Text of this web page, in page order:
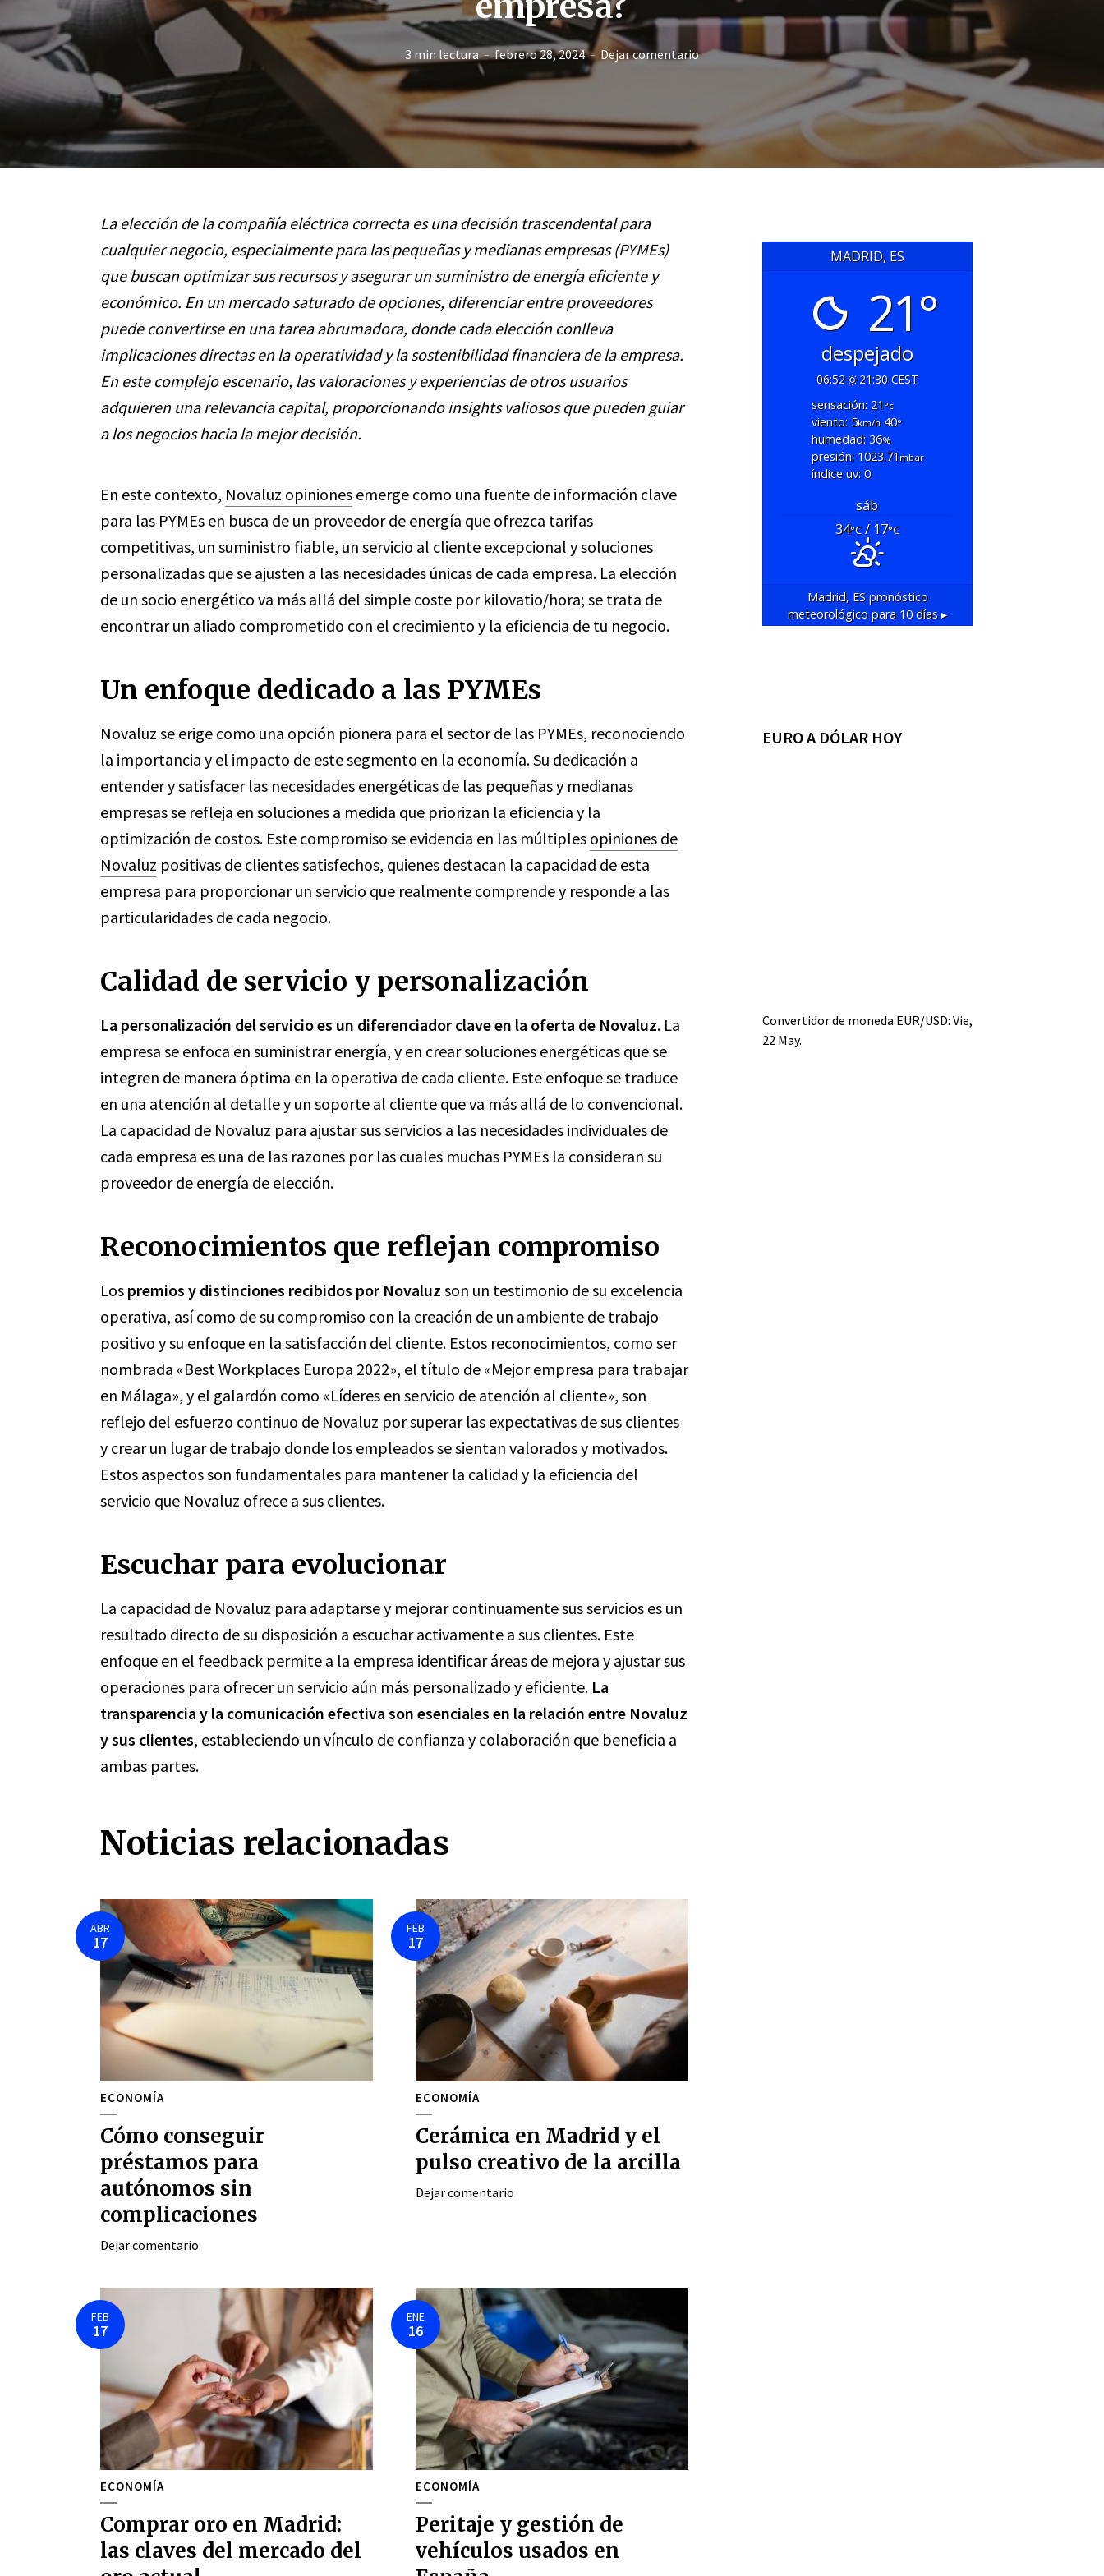
3 min lectura febrero 28, 2024 Dejar comentario
La elección de la compañía eléctrica correcta es una decisión trascendental para
cualquier negocio, especialmente para las pequeñas y medianas empresas (PYMEs)
que buscan optimizar sus recursos y asegurar un suministro de energía eficiente y
económico. En un mercado saturado de opciones, diferenciar entre proveedores
puede convertirse en una tarea abrumadora, donde cada elección conlleva
implicaciones directas en la operatividad y la sostenibilidad financiera de la empresa.
En este complejo escenario, las valoraciones y experiencias de otros usuarios
adquieren una relevancia capital, proporcionando insights valiosos que pueden guiar
a los negocios hacia la mejor decisión.
En este contexto, Novaluz opiniones emerge como una fuente de información clave
para las PYMEs en busca de un proveedor de energía que ofrezca tarifas
competitivas, un suministro fiable, un servicio al cliente excepcional y soluciones
personalizadas que se ajusten a las necesidades únicas de cada empresa. La elección
de un socio energético va más allá del simple coste por kilovatio/hora; se trata de
encontrar un aliado comprometido con el crecimiento y la eficiencia de tu negocio.
Un enfoque dedicado a las PYMEs
Novaluz se erige como una opción pionera para el sector de las PYMEs, reconociendo
la importancia y el impacto de este segmento en la economía. Su dedicación a
entender y satisfacer las necesidades energéticas de las pequeñas y medianas
empresas se refleja en soluciones a medida que priorizan la eficiencia y la
optimización de costos. Este compromiso se evidencia en las múltiples opiniones de
Novaluz positivas de clientes satisfechos, quienes destacan la capacidad de esta
empresa para proporcionar un servicio que realmente comprende y responde a las
particularidades de cada negocio.
Calidad de servicio y personalización
La personalización del servicio es un diferenciador clave en la oferta de Novaluz. La
empresa se enfoca en suministrar energía, y en crear soluciones energéticas que se
integren de manera óptima en la operativa de cada cliente. Este enfoque se traduce
en una atención al detalle y un soporte al cliente que va más allá de lo convencional.
La capacidad de Novaluz para ajustar sus servicios a las necesidades individuales de
cada empresa es una de las razones por las cuales muchas PYMEs la consideran su
proveedor de energía de elección.
Reconocimientos que reflejan compromiso
Los premios y distinciones recibidos por Novaluz son un testimonio de su excelencia
operativa, así como de su compromiso con la creación de un ambiente de trabajo
positivo y su enfoque en la satisfacción del cliente. Estos reconocimientos, como ser
nombrada «Best Workplaces Europa 2022», el título de «Mejor empresa para trabajar
en Málaga», y el galardón como «Líderes en servicio de atención al cliente», son
reflejo del esfuerzo continuo de Novaluz por superar las expectativas de sus clientes
y crear un lugar de trabajo donde los empleados se sientan valorados y motivados.
Estos aspectos son fundamentales para mantener la calidad y la eficiencia del
servicio que Novaluz ofrece a sus clientes.
Escuchar para evolucionar
La capacidad de Novaluz para adaptarse y mejorar continuamente sus servicios es un
resultado directo de su disposición a escuchar activamente a sus clientes. Este
enfoque en el feedback permite a la empresa identificar áreas de mejora y ajustar sus
operaciones para ofrecer un servicio aún más personalizado y eficiente. La
transparencia y la comunicación efectiva son esenciales en la relación entre Novaluz
y sus clientes, estableciendo un vínculo de confianza y colaboración que beneficia a
ambas partes.
Noticias relacionadas
ABR
17
ECONOMÍA
Cómo conseguir
préstamos para
autónomos sin
complicaciones
Dejar comentario
FEB
17
ECONOMÍA
Cerámica en Madrid y el
pulso creativo de la arcilla
Dejar comentario
FEB
17
ECONOMÍA
Comprar oro en Madrid:
las claves del mercado del
ENE
16
ECONOMÍA
Peritaje y gestión de
vehículos usados en
MADRID, ES
21°
despejado
06:52
21:30 CEST
sensación: 21 °c
viento: 5km/h40°
humedad: 36%
presión: 1023.71 mbar
índice uv: 0
sáb
34°C/ 17°C
Madrid, ESpronóstico
meteorológico para 10 días ▸
EURO A DÓLAR HOY
Convertidor de moneda EUR/USD: Vie,
22 May.